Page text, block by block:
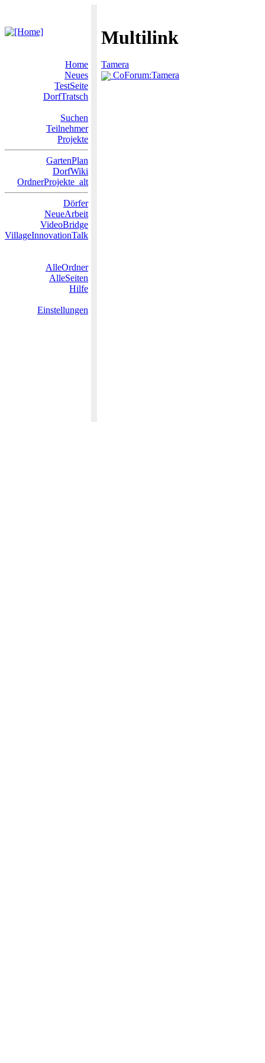
Multilink
Home
Neues
TestSeite
DorfTratsch
Suchen
Teilnehmer
Projekte
GartenPlan
DorfWiki
OrdnerProjekte_alt
Dörfer
NeueArbeit
VideoBridge
VillageInnovationTalk
AlleOrdner
AlleSeiten
Hilfe
Einstellungen
Tamera
CoForum:Tamera